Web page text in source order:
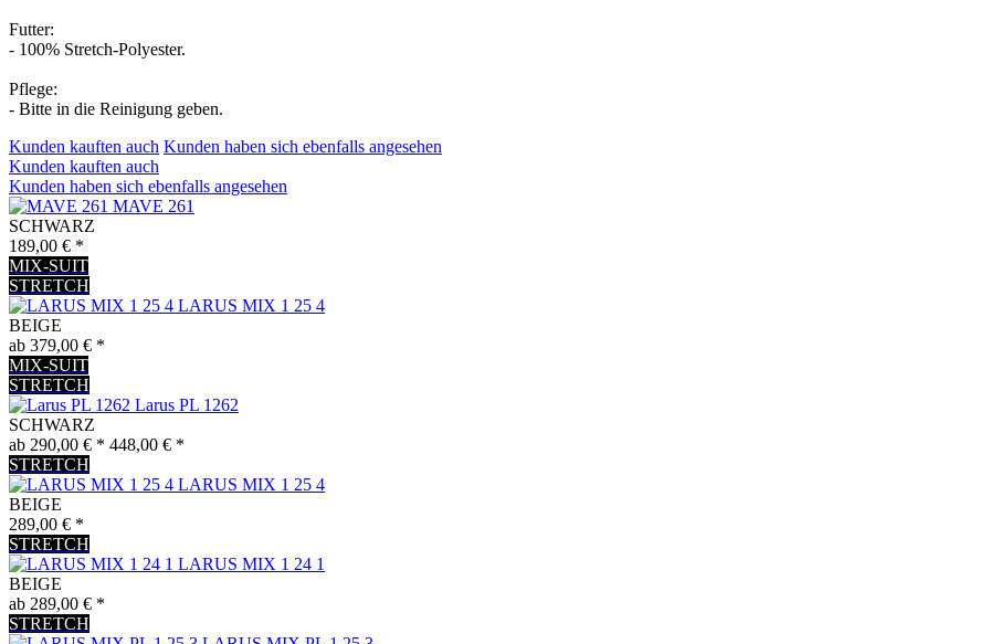
Futter:
- 100% Stretch-Polyester.
Pflege:
- Bitte in die Reinigung geben.
Kunden kauften auch Kunden haben sich ebenfalls angesehen
Kunden kauften auch
Kunden haben sich ebenfalls angesehen
MAVE 261
SCHWARZ
189,00 € *
MIX-SUIT
STRETCH
LARUS MIX 1 25 4
BEIGE
ab 379,00 € *
MIX-SUIT
STRETCH
Larus PL 1262
SCHWARZ
ab 290,00 € * 448,00 € *
STRETCH
LARUS MIX 1 25 4
BEIGE
289,00 € *
STRETCH
LARUS MIX 1 24 1
BEIGE
ab 289,00 € *
STRETCH